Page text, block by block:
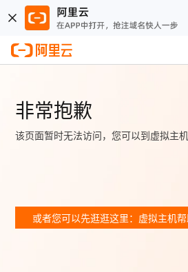
非常抱歉
该页面暂时无法访问，您可以到虚拟主
或者您可以先逛逛这里：虚拟主机